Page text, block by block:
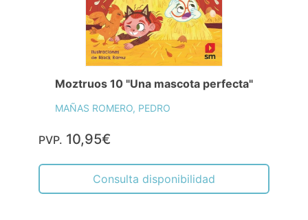
Moztruos 10 "Una mascota perfecta"
MAÑAS ROMERO, PEDRO
PVP. 10,95€
Consulta disponibilidad